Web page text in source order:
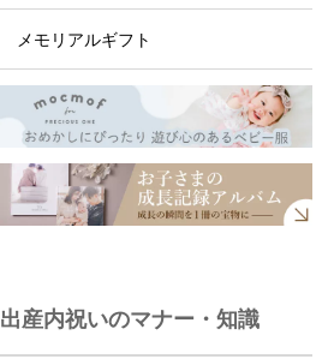
メモリアルギフト
出産内祝いのマナー・知識